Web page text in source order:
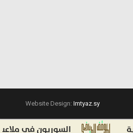
Website Design: Imtyaz.sy
السوريون في ملاعب أوروبا